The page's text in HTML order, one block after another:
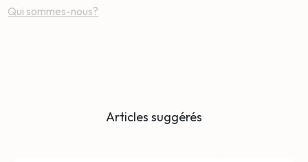
Qui sommes-nous?
Articles suggérés